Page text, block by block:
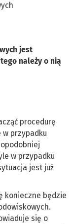
jest
należy o nią
procedurę
w przypadku
w przypadku
jest już
konieczne będzie
się o